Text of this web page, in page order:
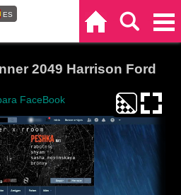
ES
2049 Harrison Ford
FaceBook